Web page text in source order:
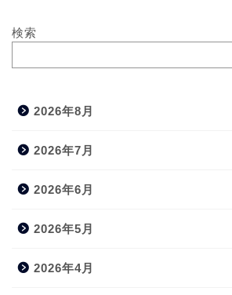
検索
2026年8月
2026年7月
2026年6月
2026年5月
2026年4月